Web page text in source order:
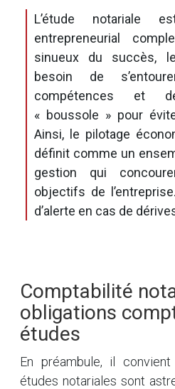
L’étude notariale
entrepreneurial
sinueux du succès,
besoin de
compétences et
« boussole » pour
Ainsi, le pilotage
définit comme un
gestion qui
objectifs de
d’alerte en cas de
Comptabilité
obligations
études
En préambule, il
études notariales sont